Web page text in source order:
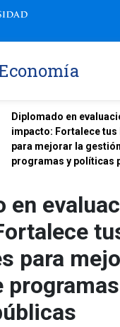
Diplomado en
impacto: Fortalece tus
para mejorar la
programas y políticas
en
para